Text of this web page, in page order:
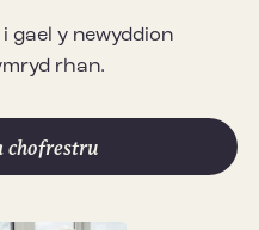
gael y newyddion
rhan.
chofrestru